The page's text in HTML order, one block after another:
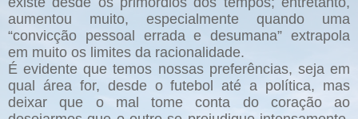
aumentou muito, especialmente quando uma
“convicção pessoal errada e desumana” extrapola
em muito os limites da racionalidade.
É evidente que temos nossas preferências, seja em
qual área for, desde o futebol até a política, mas
deixar que o mal tome conta do coração ao